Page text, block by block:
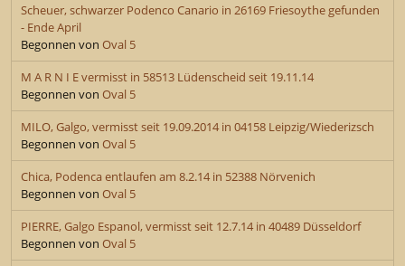
Scheuer, schwarzer Podenco Canario in 26169 Friesoythe gefunden
- Ende April
Begonnen von Oval 5
M A R N I E vermisst in 58513 Lüdenscheid seit 19.11.14
Begonnen von Oval 5
MILO, Galgo, vermisst seit 19.09.2014 in 04158 Leipzig/Wiederizsch
Begonnen von Oval 5
Chica, Podenca entlaufen am 8.2.14 in 52388 Nörvenich
Begonnen von Oval 5
PIERRE, Galgo Espanol, vermisst seit 12.7.14 in 40489 Düsseldorf
Begonnen von Oval 5